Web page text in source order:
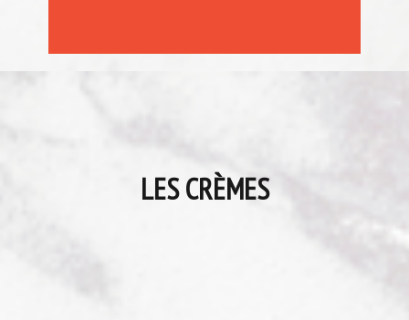
LES CRÈMES